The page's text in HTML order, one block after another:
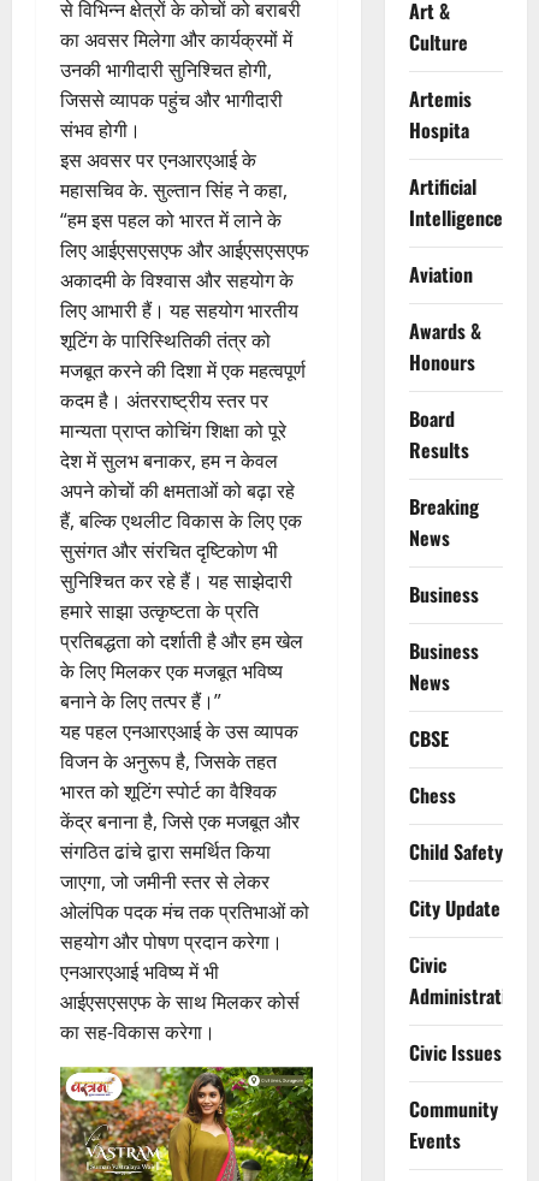
से विभिन्न क्षेत्रों के कोचों को बराबरी
का अवसर मिलेगा और कार्यक्रमों में
उनकी भागीदारी सुनिश्चित होगी,
जिससे व्यापक पहुंच और भागीदारी
संभव होगी।
इस अवसर पर एनआरएआई के
महासचिव के. सुल्तान सिंह ने कहा,
“हम इस पहल को भारत में लाने के
लिए आईएसएसएफ और आईएसएसएफ
अकादमी के विश्वास और सहयोग के
लिए आभारी हैं। यह सहयोग भारतीय
शूटिंग के पारिस्थितिकी तंत्र को
मजबूत करने की दिशा में एक महत्वपूर्ण
कदम है। अंतरराष्ट्रीय स्तर पर
मान्यता प्राप्त कोचिंग शिक्षा को पूरे
देश में सुलभ बनाकर, हम न केवल
अपने कोचों की क्षमताओं को बढ़ा रहे
हैं, बल्कि एथलीट विकास के लिए एक
सुसंगत और संरचित दृष्टिकोण भी
सुनिश्चित कर रहे हैं। यह साझेदारी
हमारे साझा उत्कृष्टता के प्रति
प्रतिबद्धता को दर्शाती है और हम खेल
के लिए मिलकर एक मजबूत भविष्य
बनाने के लिए तत्पर हैं।”
यह पहल एनआरएआई के उस व्यापक
विजन के अनुरूप है, जिसके तहत
भारत को शूटिंग स्पोर्ट का वैश्विक
केंद्र बनाना है, जिसे एक मजबूत और
संगठित ढांचे द्वारा समर्थित किया
जाएगा, जो जमीनी स्तर से लेकर
ओलंपिक पदक मंच तक प्रतिभाओं को
सहयोग और पोषण प्रदान करेगा।
एनआरएआई भविष्य में भी
आईएसएसएफ के साथ मिलकर कोर्स
का सह-विकास करेगा।
Art &
Culture
Artemis
Hospita
Artificial
Intelligence
Aviation
Awards &
Honours
Board
Results
Breaking
News
Business
Business
News
CBSE
Chess
Child Safety
City Update
Civic
Administration
Civic Issues
Community
Events